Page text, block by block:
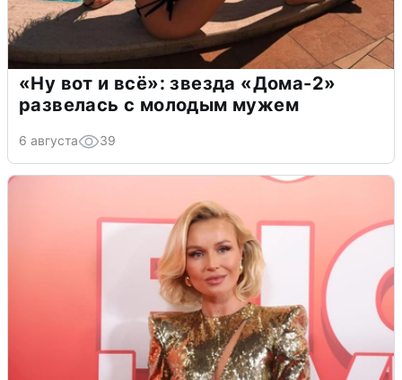
«Ну вот и всё»: звезда «Дома-2»
развелась с молодым мужем
6 августа 39